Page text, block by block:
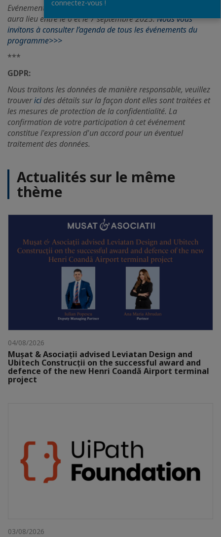
Evénement organisé dans le cadre du Business Tour qui
aura lieu entre le 6 et le 7 septembre 2023.Nous vous
invitons à consulter l’agenda de tous les événements du
programme>>>
***
GDPR:
Nous traitons les données de manière responsable, veuillez
trouvericides détails sur la façon dont elles sont traitées et
les mesures de protection de la confidentialité. La
confirmation de votre participation à cet événement
constitue l'expression d'un accord pour un éventuel
traitement des données.
Actualités sur le même
thème
04/08/2026
Mușat & Asociații advised Leviatan Design and
Ubitech Construcții on the successful award and
defence of the new Henri Coandă Airport terminal
project
03/08/2026
connectez-vous !